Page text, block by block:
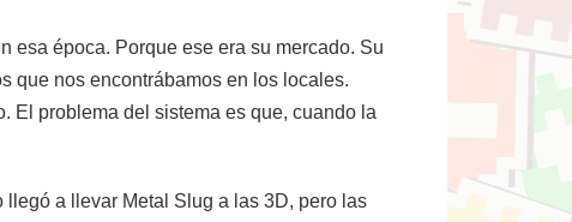
esa época. Porque ese era su mercado. Su
que nos encontrábamos en los locales.
El problema del sistema es que, cuando la
a llevar Metal Slug a las 3D, pero las